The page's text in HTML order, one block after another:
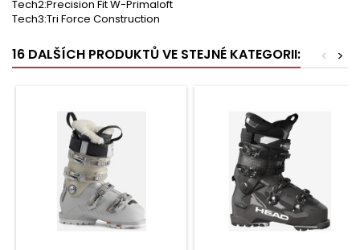
Tech2:Precision Fit W-Primaloft
Tech3:Tri Force Construction
16 DALŠÍCH PRODUKTŮ VE STEJNÉ KATEGORII: >
<